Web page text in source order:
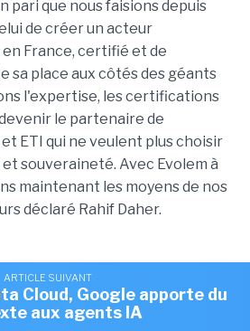
pari que nous faisions depuis
de créer un acteur
France, certifié et de
sa place aux côtés des géants
l'expertise, les certifications
le partenaire de
ETI qui ne veulent plus choisir
souveraineté. Avec Evolem à
maintenant les moyens de nos
déclaré Rahif Daher.
ARTICLE SUIVANT
Cloud, Google apporte du
aux agents IA